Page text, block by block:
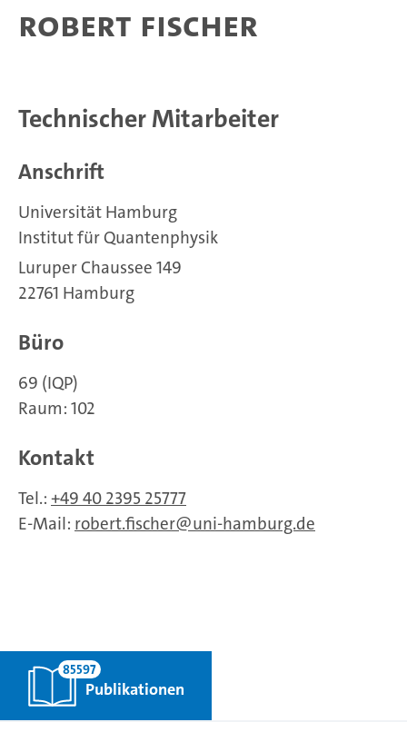
Robert Fischer
Technischer Mitarbeiter
Anschrift
Universität Hamburg
Institut für Quantenphysik
Luruper Chaussee 149
22761 Hamburg
Büro
69 (IQP)
Raum: 102
Kontakt
Tel.: +49 40 2395 25777
E-Mail: robert.fischer uni-hamburg.de
Publikationen
85597